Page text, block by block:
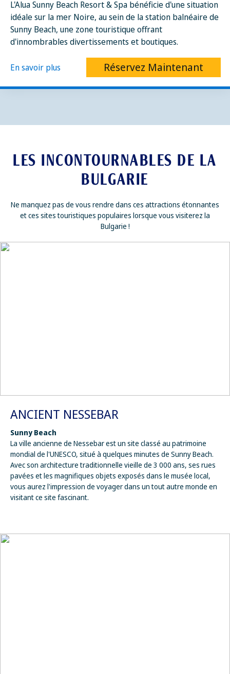
L'Alua Sunny Beach Resort & Spa bénéficie d'une situation
idéale sur la mer Noire, au sein de la station balnéaire de
Sunny Beach, une zone touristique offrant
d'innombrables divertissements et boutiques.
En savoir plus Réservez Maintenant
LES INCONTOURNABLES DE LA
BULGARIE
Ne manquez pas de vous rendre dans ces attractions étonnantes
et ces sites touristiques populaires lorsque vous visiterez la
Bulgarie !
ANCIENT NESSEBAR
Sunny Beach
La ville ancienne de Nessebar est un site classé au patrimoine
mondial de l'UNESCO, situé à quelques minutes de Sunny Beach.
Avec son architecture traditionnelle vieille de 3 000 ans, ses rues
pavées et les magnifiques objets exposés dans le musée local,
vous aurez l'impression de voyager dans un tout autre monde en
visitant ce site fascinant.